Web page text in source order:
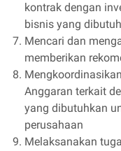
kontrak dengan
bisnis yang
Mencari dan
memberikan
Anggaran terkait
yang dibutuhkan
perusahaan
Melaksanakan